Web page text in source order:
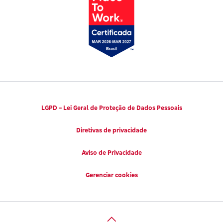
Códigos de Conduta Ética
LGPD – Lei Geral de Proteção de Dados Pessoais
Diretivas de privacidade
Aviso de Privacidade
Gerenciar cookies